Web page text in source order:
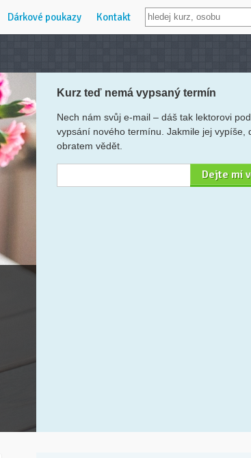
Dárkové poukazy Kontakt
Kurz teď nemá vypsaný termín
Nech nám svůj e-mail – dáš tak lektorovi
vypsání nového termínu. Jakmile jej vypíše,
obratem vědět.